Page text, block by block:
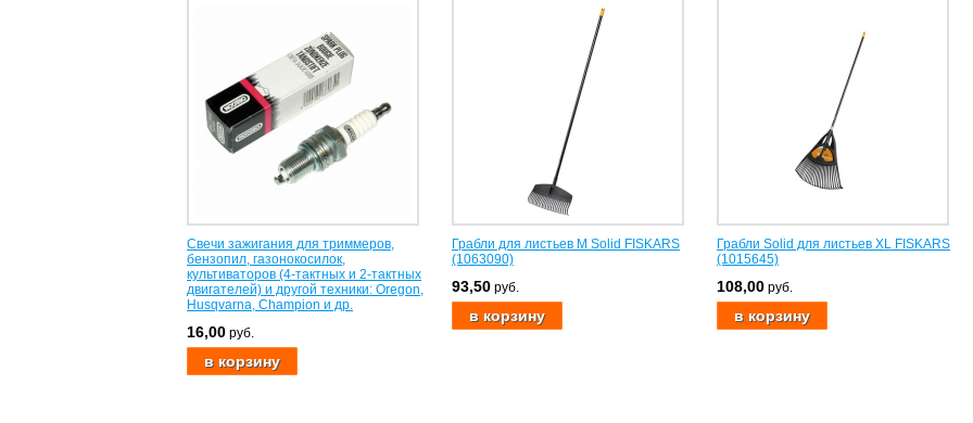
Свечи зажигания для триммеров,
бензопил, газонокосилок,
культиваторов (4-тактных и 2-тактных
двигателей) и другой техники: Oregon,
Husqvarna, Champion и др.
16,00 руб.
Грабли для листьев M Solid FISKARS
(1063090)
93,50 руб.
Грабли Solid для листьев XL FISKARS
(1015645)
108,00 руб.